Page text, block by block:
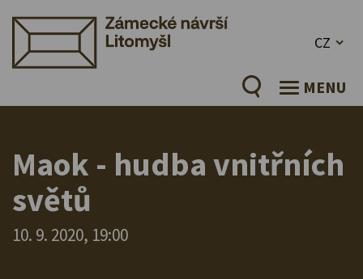
CZ
MENU
Maok - hudba vnitřních
světů
10. 9. 2020, 19:00